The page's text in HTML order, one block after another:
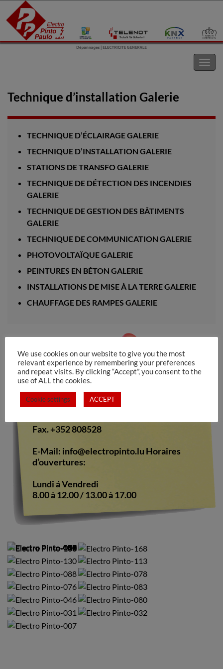
Technique d’installation Galerie
TECHNIQUE D’ÉCLAIRAGE GALERIE
TECHNIQUE D’INSTALLATION GALERIE
STATIONS DE TRANSFO GALERIE
TECHNIQUE DE DÉTECTION DES INCENDIES
GALERIE
TECHNIQUE DE GESTION DES BÂTIMENTS
GALERIE
TECHNIQUE DE COMMUNICATION GALERIE
PHOTOVOLTAÏQUE GALERIE
PEINTURES EN BÉTON GALERIE
INSTALLATIONS DE MISE À LA TERRE GALERIE
CHAUFFAGE DES RAMPES GALERIE
Electro Pinto s.a.rl
10-12, rue de Medernach
L-7619 LAROCHETTE
Fax. +352 808528
E-Mail: info@electropinto.lu Horaires
d’ouvertures:
Lundi á Vendredi
8.00 à 12.00 / 13.00 à 17.00
We use cookies on our website to give you the most
relevant experience by remembering your preferences
and repeat visits. By clicking “Accept”, you consent to the
use of ALL the cookies.
Cookie settings ACCEPT